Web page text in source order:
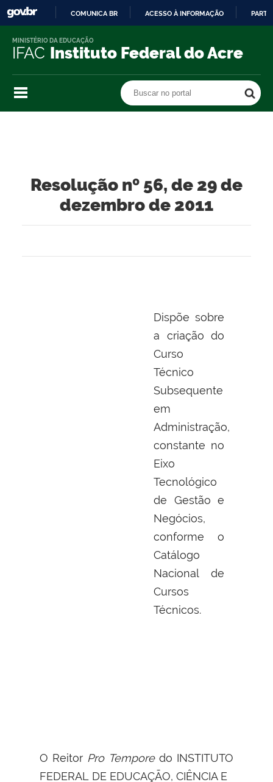
O
COMUNICA BR ACESSO À INFORMAÇÃO
IFAC Instituto Federal do Acre
MINISTÉRIO DA EDUCAÇÃO
Buscar no portal
Resolução nº 56, de 29 de
dezembro de 2011
Dispõe sobre
a criação do
Curso
Técnico
Subsequente
em
Administração,
constante no
Eixo
Tecnológico
de Gestão e
Negócios,
conforme o
Catálogo
Nacional de
Cursos
Técnicos.
O Reitor Pro Tempore do INSTITUTO
FEDERAL DE EDUCAÇÃO, CIÊNCIA E